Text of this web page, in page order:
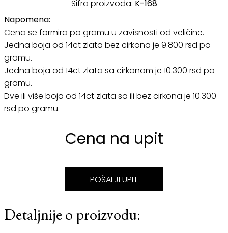
Šifra proizvoda: K-168
Napomena:
Cena se formira po gramu u zavisnosti od veličine.
Jedna boja od 14ct zlata bez cirkona je 9.800 rsd po
gramu.
Jedna boja od 14ct zlata sa cirkonom je 10.300 rsd po
gramu.
Dve ili više boja od 14ct zlata sa ili bez cirkona je 10.300
rsd po gramu.
Cena na upit
POŠALJI UPIT
Detaljnije o proizvodu: